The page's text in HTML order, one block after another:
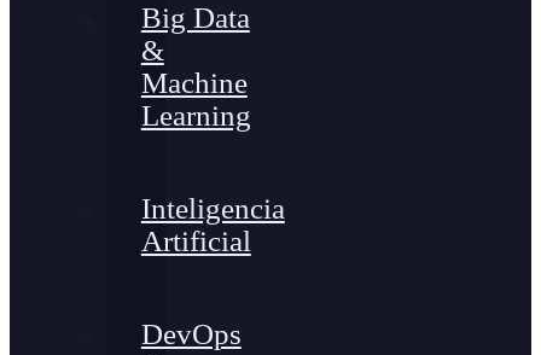
Big Data
&
Machine
Learning
Inteligencia
Artificial
DevOps